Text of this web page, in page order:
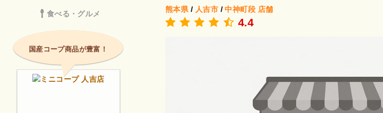
熊本県 / 人吉市 /中神町段 店舗
4.4
食べる・グルメ
国産コープ商品が豊富！